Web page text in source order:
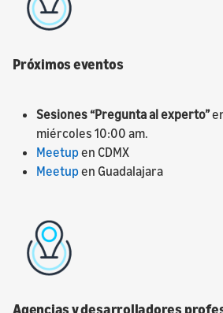
Próximos eventos
Sesiones “Pregunta al experto”
miércoles 10:00 am.
Meetupen CDMX
Meetupen Guadalajara
Agencias y desarrolladores